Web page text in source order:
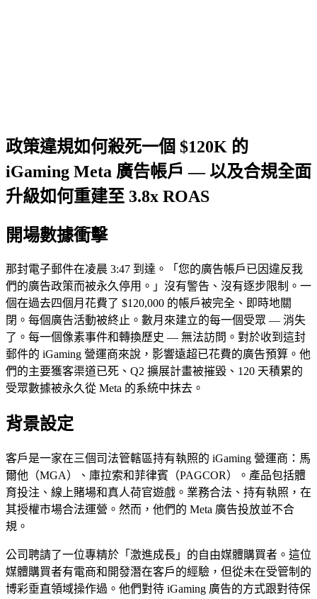
政策違規如何殺死一個 $120K 的
iGaming Meta 廣告帳戶 — 以及合規全面
升級如何重建至 3.8x ROAS
開場數據衝擊
那封電子郵件在凌晨 3:47 到達。「您的廣告帳戶已因違反我
們的廣告政策而被永久停用。」沒有警告、沒有逐步限制。一
個在過去四個月花費了 $120,000 的帳戶被完全、即時地關
閉。每個廣告活動被終止。數月來建立的每一個受眾 — 消失
了。每一個像素事件和轉換歷史 — 無法訪問。對於收到這封
郵件的 iGaming 營運商來說，影響遠超已花費的廣告預算。他
們的主要獲客渠道已死、Q2 擴展計畫被摧毀、120 天積累的
受眾數據被永久從 Meta 的系統中抹去。
背景設定
客戶是一家在三個司法管轄區持有執照的 iGaming 營運商：馬
爾他（MGA）、庫拉索和菲律賓（PAGCOR）。產品包括體
育投注、線上賭場和真人荷官遊戲。業務合法、持有執照，在
其授權市場合法運營。然而，他們的 Meta 廣告投放並不合
規。
公司聘請了一位專精於「激進成長」的自由媒體購買者。這位
媒體購買者有電商和開發潛在客戶的經驗，但從未在受管制的
博彩垂直領域操作過。他們對待 iGaming 廣告的方式跟對待保